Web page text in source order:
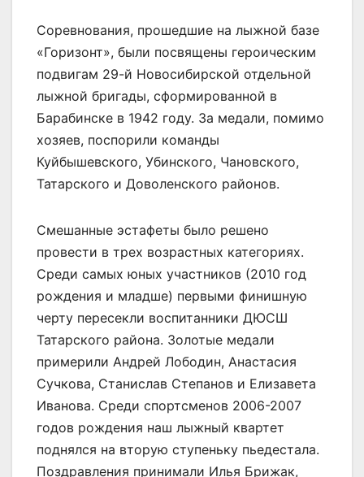
Соревнования, прошедшие на лыжной базе
«Горизонт», были посвящены героическим
подвигам 29-й Новосибирской отдельной
лыжной бригады, сформированной в
Барабинске в 1942 году. За медали, помимо
хозяев, поспорили команды
Куйбышевского, Убинского, Чановского,
Татарского и Доволенского районов.
Смешанные эстафеты было решено
провести в трех возрастных категориях.
Среди самых юных участников (2010 год
рождения и младше) первыми финишную
черту пересекли воспитанники ДЮСШ
Татарского района. Золотые медали
примерили Андрей Лободин, Анастасия
Сучкова, Станислав Степанов и Елизавета
Иванова. Среди спортсменов 2006-2007
годов рождения наш лыжный квартет
поднялся на вторую ступеньку пьедестала.
Поздравления принимали Илья Брижак,